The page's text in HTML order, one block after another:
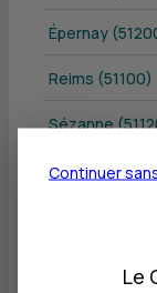
Épernay
Reims (51100)
Sézanne
Tinqueux
Vitry-le-
Continuer
Le